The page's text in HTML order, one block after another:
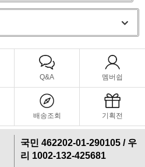
Q&A 멤버쉽
배송조회 기획전
국민 462202-01-290105 / 우
리 1002-132-425681